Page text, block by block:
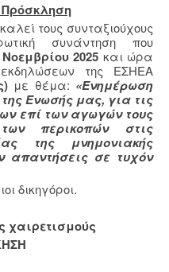
τους συνταξιούχους
συνάντηση που
2025 και ώρα
της ΕΣΗΕΑ
με θέμα: «Ενημέρωση
Ενωσής μας, για τις
επί των αγωγών τους
περικοπών στις
της μνημονιακής
απαντήσεις σε τυχόν
δικηγόροι.
χαιρετισμούς